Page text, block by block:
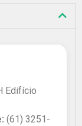
Edifício
(61) 3251-